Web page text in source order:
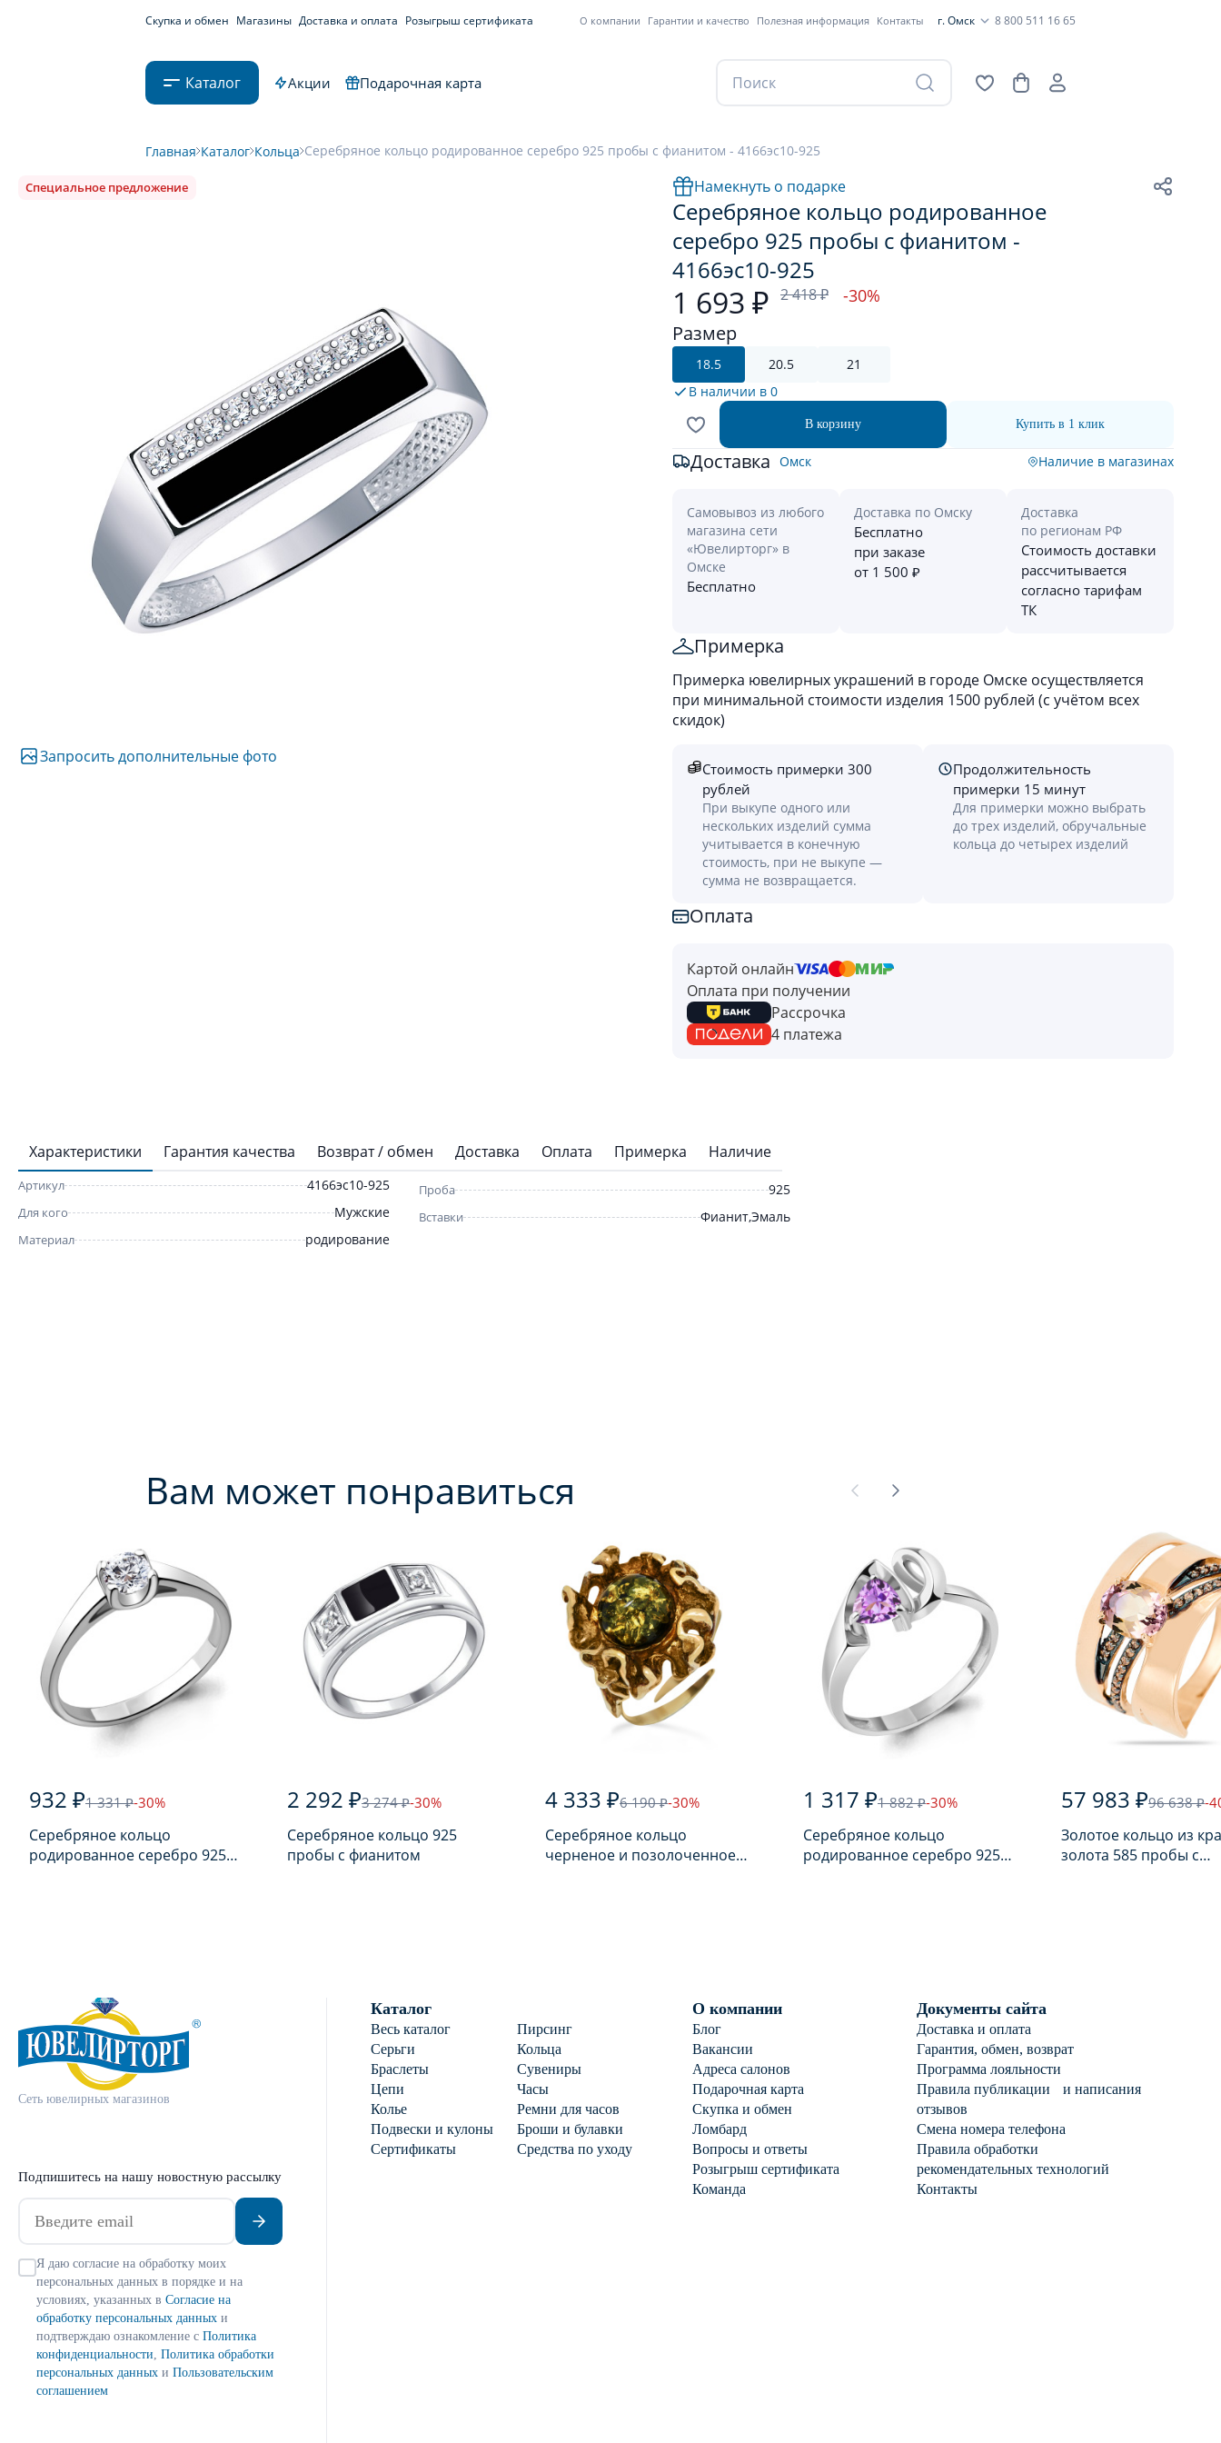
Скупка и обмен Магазины Доставка и оплата Розыгрыш сертификата О компании Гарантии и качество Полезная информация Контакты г. Омск 8 800 511 16 65
Каталог Акции Подарочная карта
Главная Каталог Кольца Серебряное кольцо родированное серебро 925 пробы с фианитом - 4166эс10-925
Специальное предложение
Запросить дополнительные фото
Намекнуть о подарке
Серебряное кольцо родированное
серебро 925 пробы с фианитом -
4166эс10-925
1 693 ₽ 2 418 ₽ -30%
Размер
18.5 20.5
21
В наличии в 0
В корзину Купить в 1 клик
Доставка Омск Наличие в магазинах
Самовывоз из любого
магазина сети
«Ювелирторг» в
Омске
Бесплатно
Доставка по Омску
Бесплатно
при заказе
от 1 500 ₽
Доставка
по регионам РФ
Стоимость доставки
рассчитывается
согласно тарифам
ТК
Примерка
Примерка ювелирных украшений в городе Омске осуществляется
при минимальной стоимости изделия 1500 рублей (с учётом всех
скидок)
Стоимость примерки 300
рублей
При выкупе одного или
нескольких изделий сумма
учитывается в конечную
стоимость, при не выкупе —
сумма не возвращается.
Продолжительность
примерки 15 минут
Для примерки можно выбрать
до трех изделий, обручальные
кольца до четырех изделий
Оплата
Картой онлайн
Оплата при получении
Рассрочка
4 платежа
Характеристики Гарантия качества Возврат / обмен Доставка Оплата Примерка Наличие
Артикул 4166эс10-925
Для кого Мужские
Материал родирование
Проба 925
Вставки Фианит,Эмаль
Вам может понравиться
932 ₽1 331 ₽-30%
Серебряное кольцо
родированное серебро 925
2 292 ₽3 274 ₽-30%
Серебряное кольцо 925
пробы с фианитом
4 333 ₽6 190 ₽-30%
Серебряное кольцо
черненое и позолоченное
1 317 ₽1 882 ₽-30%
Серебряное кольцо
родированное серебро 925
57 983 ₽96 638 ₽-
Золотое кольцо из
золота 585 пробы с
Сеть ювелирных магазинов
Подпишитесь на нашу новостную рассылку
Я даю согласие на обработку моих
персональных данных в порядке и на
условиях, указанных в Согласие на
обработку персональных данных и
подтверждаю ознакомление с Политика
конфиденциальности, Политика обработки
персональных данных и Пользовательским
соглашением
Каталог
Весь каталог
Пирсинг
Серьги
Кольца
Браслеты
Сувениры
Цепи
Часы
Колье
Ремни для часов
Подвески и кулоны
Броши и булавки
Сертификаты
Средства по уходу
О компании
Блог
Вакансии
Адреса салонов
Подарочная карта
Скупка и обмен
Ломбард
Вопросы и ответы
Розыгрыш сертификата
Команда
Документы сайта
Доставка и оплата
Гарантия, обмен, возврат
Программа лояльности
Правила публикации и написания
отзывов
Смена номера телефона
Правила обработки
рекомендательных технологий
Контакты